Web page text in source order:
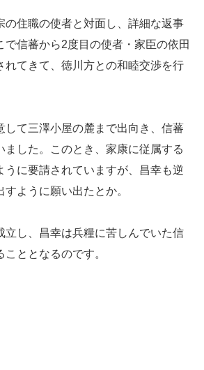
住職の使者と対面し、詳細な返事
で信蕃から2度目の使者・家臣の依田
れてきて、徳川方との和睦交渉を行
て三澤小屋の麓まで出向き、信蕃
ました。このとき、家康に従属する
うに要請されていますが、昌幸も逆
ように願い出たとか。
し、昌幸は兵糧に苦しんでいた信
ととなるのです。